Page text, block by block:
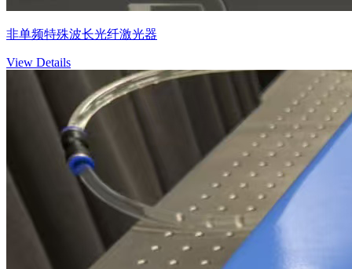
非单频特殊波长光纤激光器
View Details